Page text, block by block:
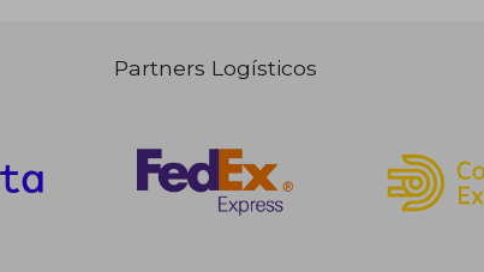
Partners Logísticos